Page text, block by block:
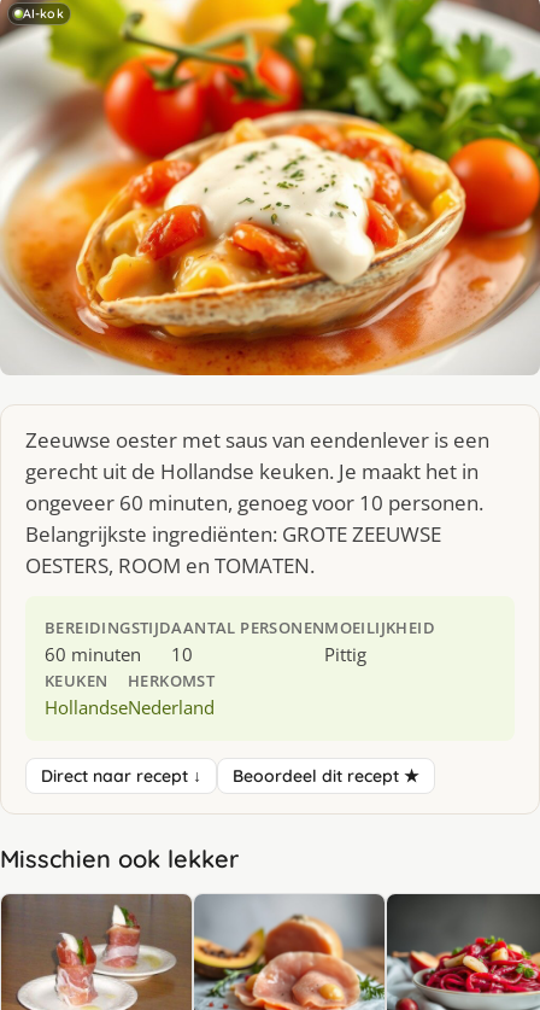
AI-kok
Zeeuwse oester met saus van eendenlever is een
gerecht uit de Hollandse keuken. Je maakt het in
ongeveer 60 minuten, genoeg voor 10 personen.
Belangrijkste ingrediënten: GROTE ZEEUWSE
OESTERS, ROOM en TOMATEN.
BEREIDINGSTIJD
60 minuten
AANTAL PERSONEN
10
MOEILIJKHEID
Pittig
KEUKEN
Hollandse
HERKOMST
Nederland
Direct naar recept ↓ Beoordeel dit recept ★
Misschien ook lekker